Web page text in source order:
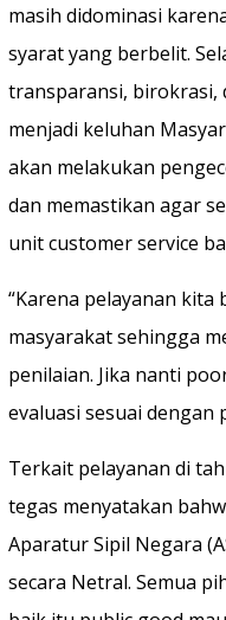
masih didominasi
syarat yang berbelit.
transparansi, birokrasi,
menjadi keluhan
akan melakukan
dan memastikan agar
unit customer service
“Karena pelayanan
masyarakat sehingga
penilaian. Jika nanti
evaluasi sesuai dengan
Terkait pelayanan di
tegas menyatakan
Aparatur Sipil Negara
secara Netral. Semua